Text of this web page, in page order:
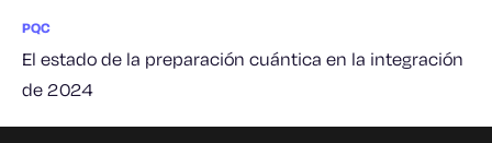
PQC
El estado de la preparación cuántica en la integración
de 2024